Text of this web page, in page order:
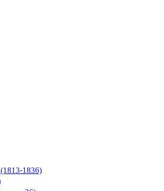
(1813-1836)